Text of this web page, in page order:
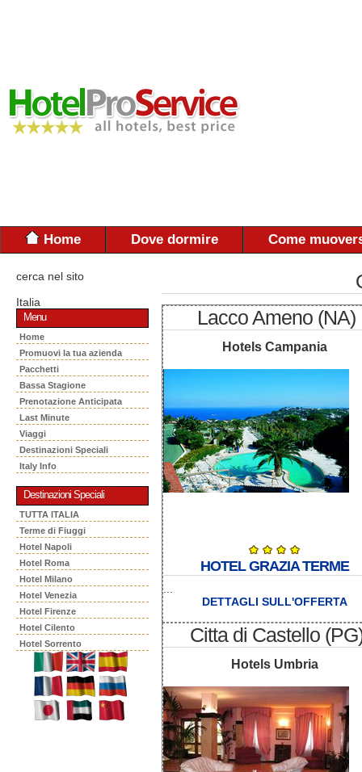
Home Dove dormire Come
cerca nel sito
Italia
Menu
Home
Promuovi la tua azienda
Pacchetti
Bassa Stagione
Prenotazione Anticipata
Last Minute
Viaggi
Destinazioni Speciali
Italy Info
Destinazioni Speciali
TUTTA ITALIA
Terme di Fiuggi
Hotel Napoli
Hotel Roma
Hotel Milano
Hotel Venezia
Hotel Firenze
Hotel Cilento
Hotel Sorrento
Lacco Ameno (NA)
Hotels Campania
HOTEL GRAZIA TERME
DETTAGLI SULL'OFFERTA
Citta di Castello
Hotels Umbria